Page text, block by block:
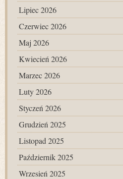
Lipiec 2026
Czerwiec 2026
Maj 2026
Kwiecień 2026
Marzec 2026
Luty 2026
Styczeń 2026
Grudzień 2025
Listopad 2025
Październik 2025
Wrzesień 2025